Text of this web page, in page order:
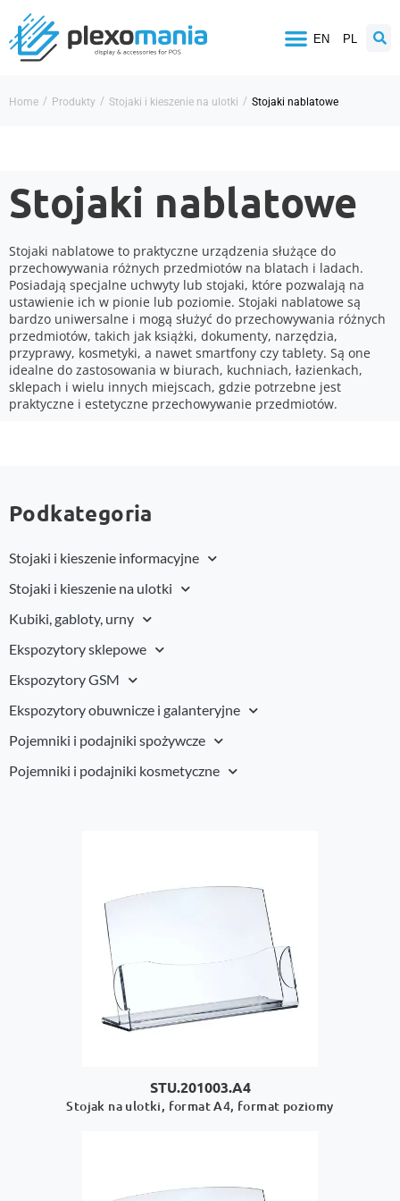
EN PL
Home / Produkty / Stojaki i kieszenie na ulotki / Stojaki nablatowe
Stojaki nablatowe
Stojaki nablatowe to praktyczne urządzenia służące do
przechowywania różnych przedmiotów na blatach i ladach.
Posiadają specjalne uchwyty lub stojaki, które pozwalają na
ustawienie ich w pionie lub poziomie. Stojaki nablatowe są
bardzo uniwersalne i mogą służyć do przechowywania różnych
przedmiotów, takich jak książki, dokumenty, narzędzia,
przyprawy, kosmetyki, a nawet smartfony czy tablety. Są one
idealne do zastosowania w biurach, kuchniach, łazienkach,
sklepach i wielu innych miejscach, gdzie potrzebne jest
praktyczne i estetyczne przechowywanie przedmiotów.
Podkategoria
Stojaki i kieszenie informacyjne
Stojaki i kieszenie na ulotki
Kubiki, gabloty, urny
Ekspozytory sklepowe
Ekspozytory GSM
Ekspozytory obuwnicze i galanteryjne
Pojemniki i podajniki spożywcze
Pojemniki i podajniki kosmetyczne
STU.201003.A4
Stojak na ulotki, format A4, format poziomy